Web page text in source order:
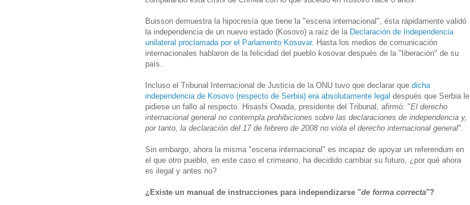
Buisson demuestra la hipocresía que tiene la "escena internacional", ésta rápidamente validó
la independencia de un nuevo estado (Kosovo) a raíz de la Declaración de Independencia
unilateral proclamada por el Parlamento Kosovar. Hasta los medios de comunicación
internacionales hablaron de la felicidad del pueblo kosovar después de la "liberación" de su
país.
Incluso el Tribunal Internacional de Justicia de la ONU tuvo que declarar que dicha
independencia de Kosovo (respecto de Serbia) era absolutamente legal después que Serbia le
pidiese un fallo al respecto. Hisashi Owada, presidente del Tribunal, afirmó: "El derecho
internacional general no contempla prohibiciones sobre las declaraciones de independencia y,
por tanto, la declaración del 17 de febrero de 2008 no viola el derecho internacional general".
Sin embargo, ahora la misma "escena internacional" es incapaz de apoyar un referendum en
el que otro pueblo, en este caso el crimeano, ha decidido cambiar su futuro, ¿por qué ahora
es ilegal y antes no?
¿Existe un manual de instrucciones para independizarse "de forma correcta"?